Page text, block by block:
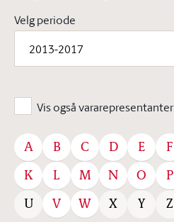
Velg periode
2013-2017
Vis også vararepresentanter
A B C D E F
K L M N O P
U V W X Y Z